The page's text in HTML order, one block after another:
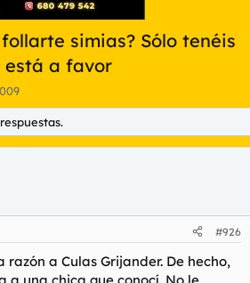
simias? Sólo tenéis
está a favor
#926
razón a Culas Grijander. De hecho,
a una chica que conocí. No le